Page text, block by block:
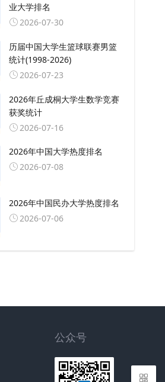
业大学排名
2026-07-30
历届中国大学生篮球联赛男篮
统计(1998-2026)
2026-07-23
2026年丘成桐大学生数学竞赛
获奖统计
2026-07-16
2026年中国大学热度排名
2026-07-08
2026年中国民办大学热度排名
2026-07-06
公众号